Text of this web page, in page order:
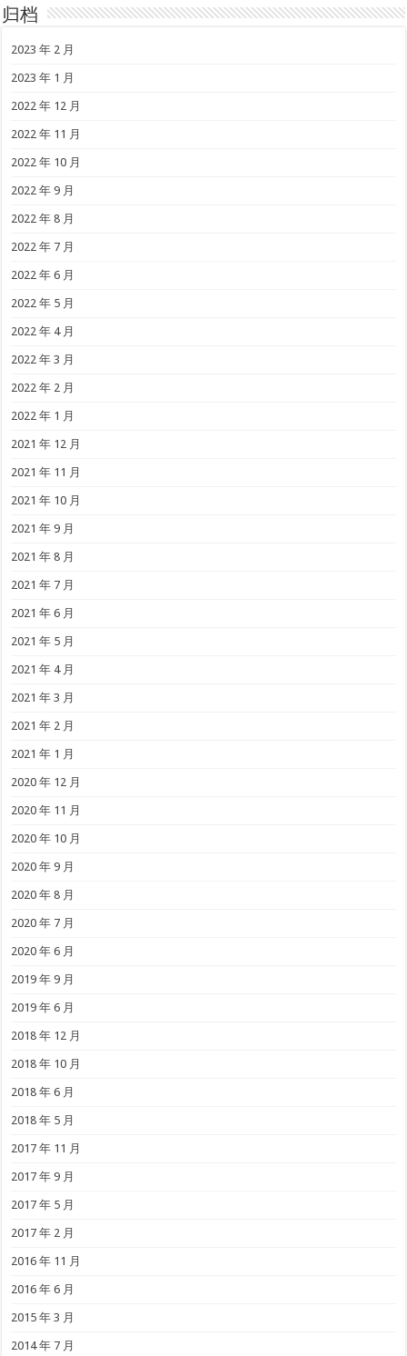
归档
2023 年 2 月
2023 年 1 月
2022 年 12 月
2022 年 11 月
2022 年 10 月
2022 年 9 月
2022 年 8 月
2022 年 7 月
2022 年 6 月
2022 年 5 月
2022 年 4 月
2022 年 3 月
2022 年 2 月
2022 年 1 月
2021 年 12 月
2021 年 11 月
2021 年 10 月
2021 年 9 月
2021 年 8 月
2021 年 7 月
2021 年 6 月
2021 年 5 月
2021 年 4 月
2021 年 3 月
2021 年 2 月
2021 年 1 月
2020 年 12 月
2020 年 11 月
2020 年 10 月
2020 年 9 月
2020 年 8 月
2020 年 7 月
2020 年 6 月
2019 年 9 月
2019 年 6 月
2018 年 12 月
2018 年 10 月
2018 年 6 月
2018 年 5 月
2017 年 11 月
2017 年 9 月
2017 年 5 月
2017 年 2 月
2016 年 11 月
2016 年 6 月
2015 年 3 月
2014 年 7 月